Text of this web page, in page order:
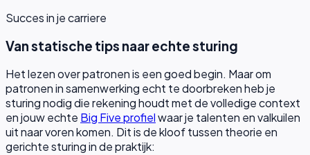
Succes in je carriere
Van statische tips naar echte sturing
Het lezen over patronen is een goed begin. Maar om
patronen in samenwerking echt te doorbreken heb je
sturing nodig die rekening houdt met de volledige context
en jouw echte Big Five profielwaar je talenten en valkuilen
uit naar voren komen. Dit is de kloof tussen theorie en
gerichte sturing in de praktijk: